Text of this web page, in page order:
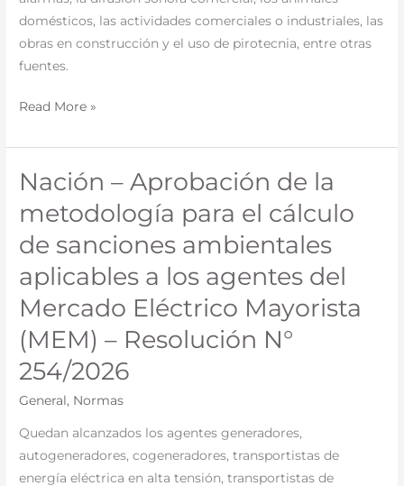
domésticos, las actividades comerciales o industriales, las
obras en construcción y el uso de pirotecnia, entre otras
fuentes.
erradicación
de
los
excesivos
Ley
N°
Read More »
Nación – Aprobación de la
metodología para el cálculo
de sanciones ambientales
aplicables a los agentes del
Mercado Eléctrico Mayorista
(MEM) – Resolución N°
254/2026
General, Normas
Quedan alcanzados los agentes generadores,
autogeneradores, cogeneradores, transportistas de
energía eléctrica en alta tensión, transportistas de
Nación
Aprobación
de
metodología
para
el
cálculo
de
sanciones
ambientales